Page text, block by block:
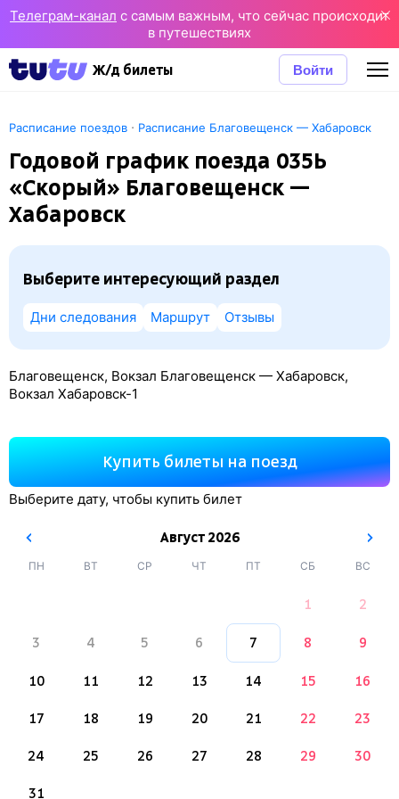
Телеграм-канал с самым важным, что сейчас происходит
в путешествиях
Ж/д билеты Войти
Расписание поездов · Расписание Благовещенск — Хабаровск
Годовой график поезда 035Ь
«Скорый» Благовещенск —
Хабаровск
Выберите интересующий раздел
Дни следования Маршрут Отзывы
Благовещенск, Вокзал Благовещенск — Хабаровск,
Вокзал Хабаровск-1
Купить билеты на поезд
Выберите дату, чтобы купить билет
Август2026
ПН ВТ СР ЧТ ПТ СБ ВС
1 2
3 4 5 6 7 8 9
10 11 12 13 14 15 16
17 18 19 20 21 22 23
24 25 26 27 28 29 30
31